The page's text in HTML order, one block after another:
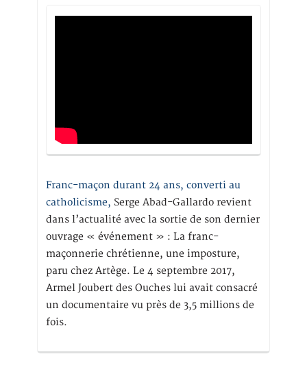
Franc-maçon durant 24 ans, converti au
catholicisme, Serge Abad-Gallardo revient
dans l’actualité avec la sortie de son dernier
ouvrage « événement » : La franc-
maçonnerie chrétienne, une imposture,
paru chez Artège. Le 4 septembre 2017,
Armel Joubert des Ouches lui avait consacré
un documentaire vu près de 3,5 millions de
fois.